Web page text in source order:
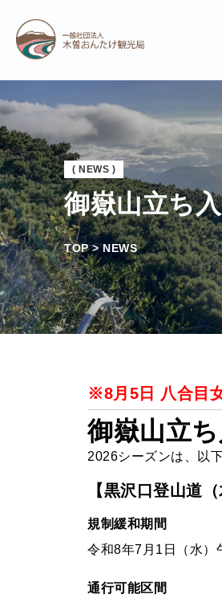
( NEWS )
御嶽山立ち
TOP > NEWS
※8月5日 八合目
御嶽山立
2026シーズンは、以
【黒沢口登山道
規制緩和期間
令和8年7月1日（水）
通行可能区間